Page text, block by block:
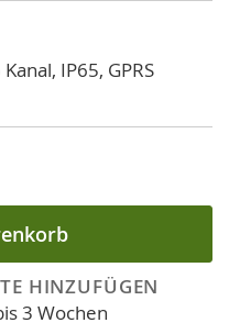
IP65, GPRS
HINZUFÜGEN
3 Wochen